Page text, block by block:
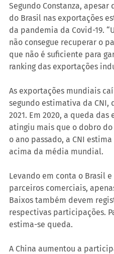
Segundo Constanza,
do Brasil nas exportações
da pandemia da Covid-19.
não consegue recuperar o
que não é suficiente para
ranking das exportações
As exportações mundiais
segundo estimativa da CNI,
2021. Em 2020, a queda
atingiu mais que o dobro do
o ano passado, a CNI
acima da média mundial.
Levando em conta o Brasil
parceiros comerciais,
Baixos também devem
respectivas participações.
estima-se queda.
A China aumentou a